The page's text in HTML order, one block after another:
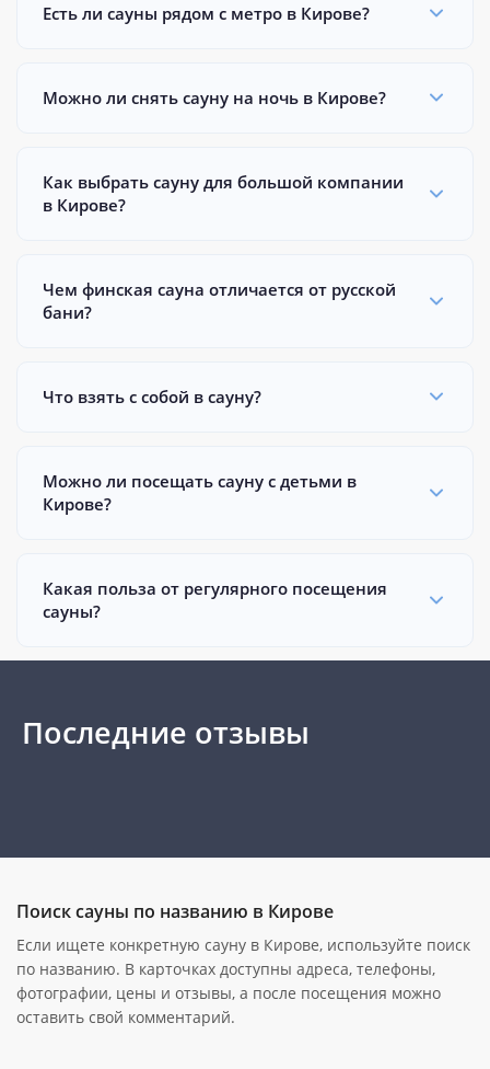
Есть ли сауны рядом с метро в Кирове?
Можно ли снять сауну на ночь в Кирове?
Как выбрать сауну для большой компании
в Кирове?
Чем финская сауна отличается от русской
бани?
Что взять с собой в сауну?
Можно ли посещать сауну с детьми в
Кирове?
Какая польза от регулярного посещения
сауны?
Последние отзывы
Поиск сауны по названию в Кирове
Если ищете конкретную сауну в Кирове, используйте поиск
по названию. В карточках доступны адреса, телефоны,
фотографии, цены и отзывы, а после посещения можно
оставить свой комментарий.